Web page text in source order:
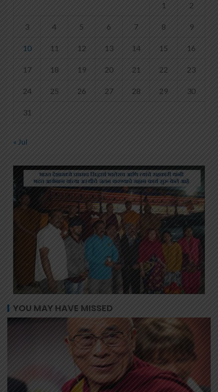
1 2
3 4 5 6 7 8 9
10 11 12 13 14 15 16
17 18 19 20 21 22 23
24 25 26 27 28 29 30
31
« Jul
YOU MAY HAVE MISSED